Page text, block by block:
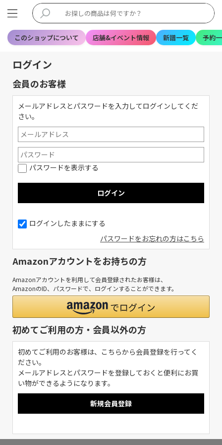
このショップについて 店舗&イベント情報 新譜一覧 予約
ログイン
会員のお客様
メールアドレスとパスワードを入力してログインしてくだ
さい。
パスワードを表示する
ログインしたままにする
パスワードをお忘れの方はこちら
Amazonアカウントをお持ちの方
Amazonアカウントを利用して会員登録されたお客様は、
AmazonのID、パスワードで、ログインすることができます。
初めてご利用の方・会員以外の方
初めてご利用のお客様は、こちらから会員登録を行ってく
ださい。
メールアドレスとパスワードを登録しておくと便利にお買
い物ができるようになります。